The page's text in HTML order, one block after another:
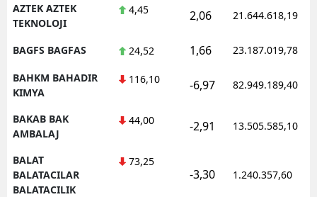
AZTEK AZTEK
TEKNOLOJI
4,45 2,06 21.644.618,19
BAGFS BAGFAS 24,52 1,66 23.187.019,78
BAHKM BAHADIR
KIMYA
116,10 -6,97 82.949.189,40
BAKAB BAK
AMBALAJ
44,00 -2,91 13.505.585,10
BALAT
BALATACILAR
BALATACILIK
73,25
-3,30 1.240.357,60